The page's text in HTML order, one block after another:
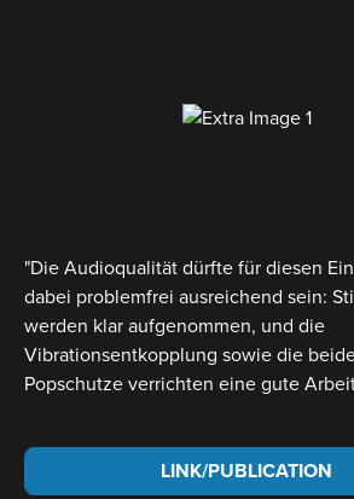
"Die Audioqualität dürfte für diesen
dabei problemfrei ausreichend sein:
werden klar aufgenommen, und die
Vibrationsentkopplung sowie die
Popschutze verrichten eine gute
LINK/PUBLICATION